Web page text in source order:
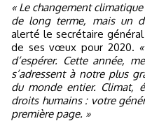
« Le changement
de long terme, mais un
alerté le secrétaire général
de ses vœux pour 2020.
d’espérer. Cette année,
s’adressent à notre plus
du monde entier. Climat,
droits humains : votre
première page. »